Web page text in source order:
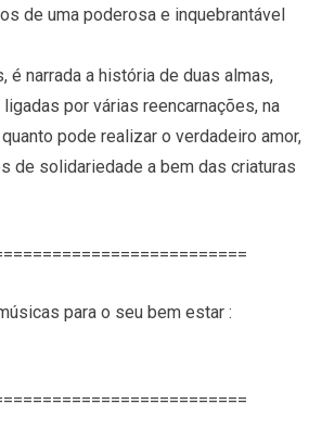
de uma poderosa e inquebrantável
é narrada a história de duas almas,
ligadas por várias reencarnações, na
pode realizar o verdadeiro amor,
de solidariedade a bem das criaturas
para o seu bem estar :